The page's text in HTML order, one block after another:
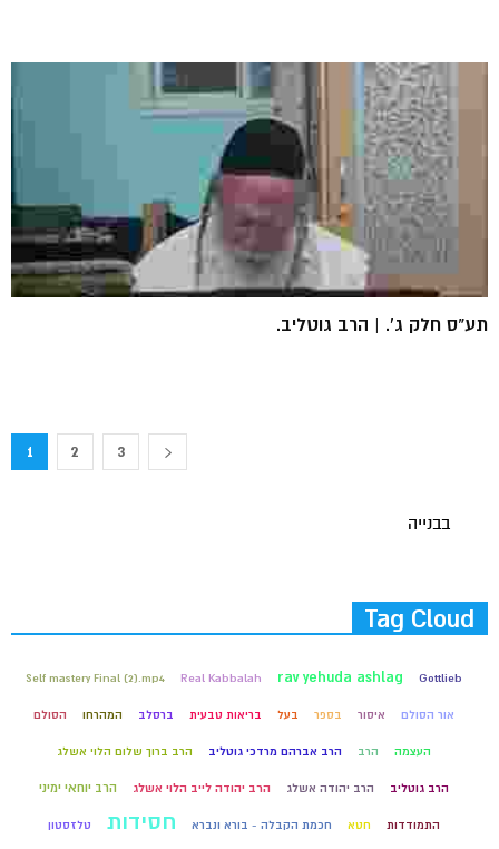
תע"ס חלק ג'. | הרב גוטליב.
1 2 3
בבנייה
Tag Cloud
Gottlieb
rav yehuda ashlag
Real Kabbalah
Self mastery Final (2).mp4
אור הסולם איסור בספר בעל בריאות טבעית ברסלב המהרחו הסולם
העצמה הרב הרב אברהם מרדכי גוטליב הרב ברוך שלום הלוי אשלג
הרב גוטליב הרב יהודה אשלג הרב יהודה לייב הלוי אשלג הרב יוחאי ימיני
התמודדות חטא חכמת הקבלה - בורא ונברא חסידות טלזסטון